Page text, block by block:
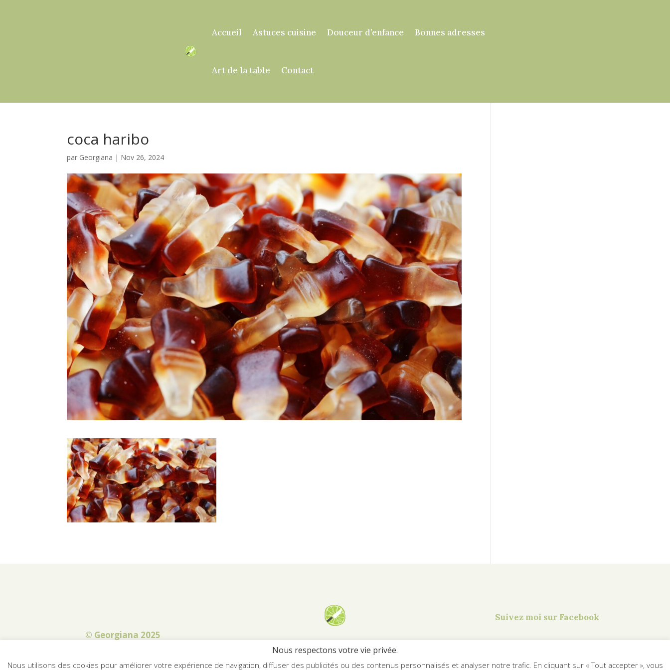
Accueil Astuces cuisine Douceur d’enfance Bonnes adresses
Art de la table Contact
coca haribo
par Georgiana | Nov 26, 2024
© Georgiana 2025
Georgiana.fr
Suivez moi sur Facebook
Nous respectons votre vie privée.
Nous utilisons des cookies pour améliorer votre expérience de navigation, diffuser des publicités ou des contenus personnalisés et analyser notre trafic. En cliquant sur « Tout accepter », vous